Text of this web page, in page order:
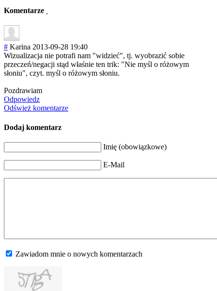
Komentarze
# Karina 2013-09-28 19:40
Wizualizacja nie potrafi nam "widzieć", tj. wyobrazić sobie
przeczeń/negacji stąd właśnie ten trik: "Nie myśl o różowym
słoniu", czyt. myśl o różowym słoniu.
Pozdrawiam
Odpowiedz
Odśwież komentarze
Dodaj komentarz
Imię (obowiązkowe)
E-Mail
Zawiadom mnie o nowych komentarzach